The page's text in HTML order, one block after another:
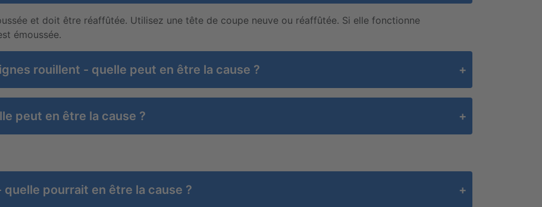
et doit être réaffûtée. Utilisez une tête de coupe neuve ou réaffûtée. Si elle fonctionne
émoussée.
rouillent - quelle peut en être la cause ?
peut en être la cause ?
pourrait en être la cause ?